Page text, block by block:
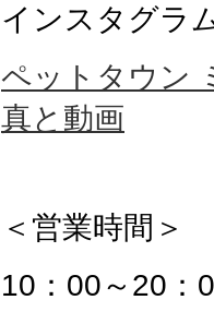
インスタグラ
ペットタウン
真と動画
＜営業時間＞
10：00～20：